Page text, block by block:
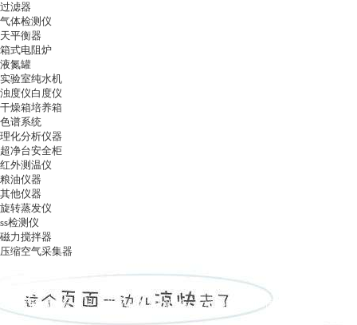
过滤器
气体检测仪
天平衡器
箱式电阻炉
液氮罐
实验室纯水机
浊度仪白度仪
干燥箱培养箱
色谱系统
理化分析仪器
超净台安全柜
红外测温仪
粮油仪器
其他仪器
旋转蒸发仪
ss检测仪
磁力搅拌器
压缩空气采集器
ag凯发k8国际 | 关于ag凯发k8国际 | ag凯发k8国际的产品展示